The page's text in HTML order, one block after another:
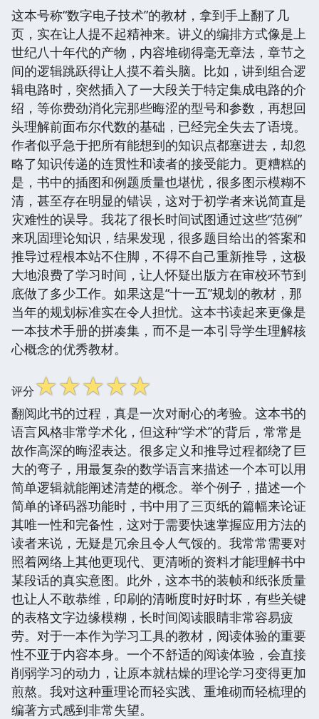
这本号称“数字电子技术”的教材，拿到手上翻了几
页，实在让人提不起精神来。讲义的编排方式像是上
世纪八十年代的产物，内容堆砌得毫无章法，章节之
间的逻辑跳跃得让人摸不着头脑。比如，讲到组合逻
辑电路时，突然插入了一大段关于特定集成电路的介
绍，等你费劲消化完那些晦涩的型号和参数，再想回
头理解前面布尔代数的基础，已经完全失去了语境。
作者似乎急于把所有能想到的知识点都塞进去，却忽
略了知识传递的连贯性和读者的接受能力。更糟糕的
是，书中的插图和例题质量也堪忧，很多图示模糊不
清，甚至存在明显的错误，这对于初学者来说简直是
灾难性的误导。我花了很长时间试图通过这些“范例”
来巩固理论知识，结果发现，很多题目给出的答案和
推导过程根本站不住脚，不得不自己重新推导，这极
大地浪费了学习时间，让人怀疑出版方在审校环节到
底做了多少工作。如果这是“十一五”规划的教材，那
当年的规划标准实在令人担忧。这本书读起来更像是
一本技术手册的拼凑集，而不是一本引导学生理解核
心概念的优秀教材。
评分☆☆☆☆☆
翻阅此书的过程，真是一次对耐心的考验。这本书的
语言风格非常学术化，但这种“学术”的背后，常常是
故作高深的晦涩表达。很多定义和推导过程都绕了巨
大的弯子，用最复杂的数学语言来描述一个本可以用
简单逻辑就能阐述清楚的概念。举个例子，描述一个
简单的译码器功能时，书中用了三页纸的篇幅来论证
其唯一性和完备性，这对于需要快速掌握应用方法的
读者来说，无疑是冗余且令人气馁的。我常常需要对
照着网络上其他更现代、更清晰的资料才能理解书中
某段话的真实意图。此外，这本书的装帧和纸张质量
也让人不敢恭维，印刷的清晰度时好时坏，有些关键
的表格文字边缘模糊，长时间阅读眼睛非常容易疲
劳。对于一本作为学习工具的教材，阅读体验的重要
性不亚于内容本身。一个不舒适的阅读体验，会直接
削弱学习的动力，让原本就枯燥的理论学习变得更加
煎熬。我对这种重理论而轻实践、重堆砌而轻梳理的
编著方式感到非常失望。